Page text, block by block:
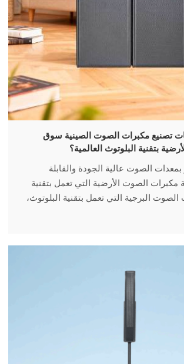
تصنيع مكبرات الصوت الصينية سوق
بتقنية البلوتوث العالمية؟
بمعدات الصوت عالية الجودة والقابلة
الصوت الأرضية التي تعمل بتقنية
الصوت البرجية التي تعمل بتقنية البلوتوث،
الصينية المصنعة لمكبرات الصوت مكانتها
مثل AUSMAN Audio منتجات تجمع بين الأداء المتميز